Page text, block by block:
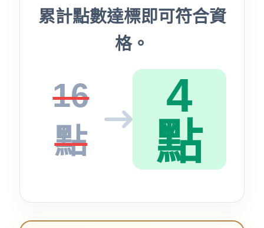
累計點數達標即可符合資
格。
16
點
4
點